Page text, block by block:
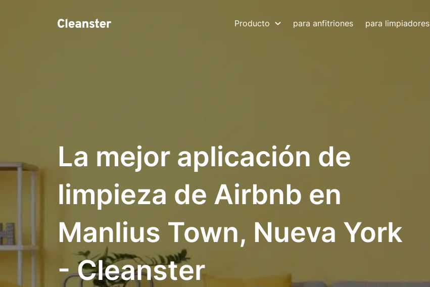
Producto para anfitriones para limpiadores
La mejor aplicación de
limpieza de Airbnb en
Manlius Town, Nueva York
- Cleanster